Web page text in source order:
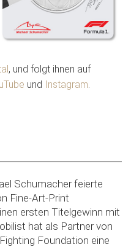
, und folgt ihnen auf
und Instagram.
Schumacher feierte
Fine-Art-Print
ersten Titelgewinn mit
hat als Partner von
Foundation eine